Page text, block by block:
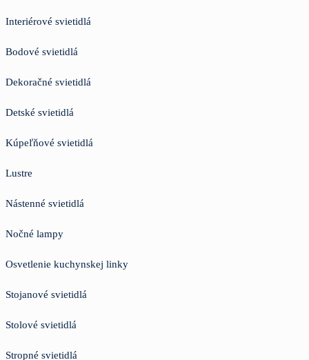
Interiérové svietidlá
Bodové svietidlá
Dekoračné svietidlá
Detské svietidlá
Kúpeľňové svietidlá
Lustre
Nástenné svietidlá
Nočné lampy
Osvetlenie kuchynskej linky
Stojanové svietidlá
Stolové svietidlá
Stropné svietidlá